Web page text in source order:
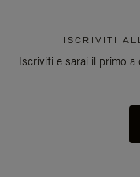
ISCRIVITI
Iscriviti e sarai il primo a